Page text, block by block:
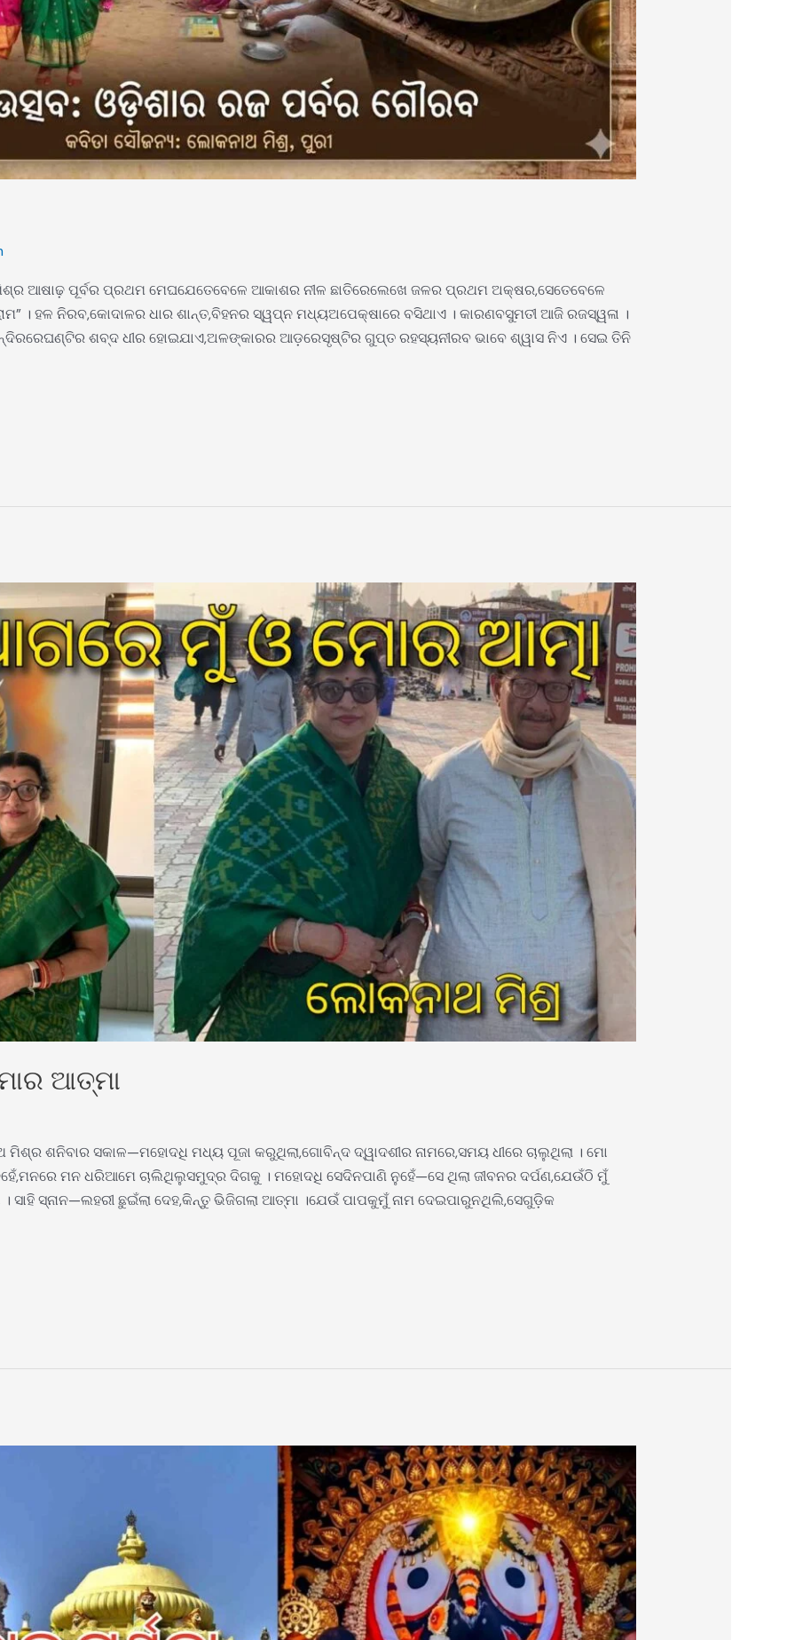
ଆଷାଢ଼ ପୂର୍ବର ପ୍ରଥମ ମେଘଯେତେବେଳେ ଆକାଶର ନୀଳ ଛାତିରେଲେଖେ ଜଳର ପ୍ରଥମ ଅକ୍ଷର,ସେତେବେଳେ
। ହଳ ନିରବ,କୋଦାଳର ଧାର ଶାନ୍ତ,ବିହନର ସ୍ୱପ୍ନ ମଧ୍ୟଅପେକ୍ଷାରେ ବସିଥାଏ । କାରଣବସୁମତୀ ଆଜି ରଜସ୍ୱଳା ।
ଶବ୍ଦ ଧୀର ହୋଇଯାଏ,ଅଳଙ୍କାରର ଆଡ଼ରେସୃଷ୍ଟିର ଗୁପ୍ତ ରହସ୍ୟନୀରବ ଭାବେ ଶ୍ୱାସ ନିଏ । ସେଇ ତିନି
ଆତ୍ମା
ଶନିବାର ସକାଳ—ମହୋଦଧି ମଧ୍ୟ ପୂଜା କରୁଥିଲା,ଗୋବିନ୍ଦ ଦ୍ୱାଦଶୀର ନାମରେ,ସମୟ ଧୀରେ ଚାଲୁଥିଲା । ମୋ
ମନ ଧରିଆମେ ଚାଲିଥିଲୁସମୁଦ୍ର ଦିଗକୁ । ମହୋଦଧି ସେଦିନପାଣି ନୁହେଁ—ସେ ଥିଲା ଜୀବନର ଦର୍ପଣ,ଯେଉଁଠି ମୁଁ
ସାହି ସ୍ନାନ—ଲହରୀ ଛୁଇଁଲା ଦେହ,କିନ୍ତୁ ଭିଜିଗଲା ଆତ୍ମା ।ଯେଉଁ ପାପକୁମୁଁ ନାମ ଦେଇପାରୁନଥିଲି,ସେଗୁଡ଼ିକ